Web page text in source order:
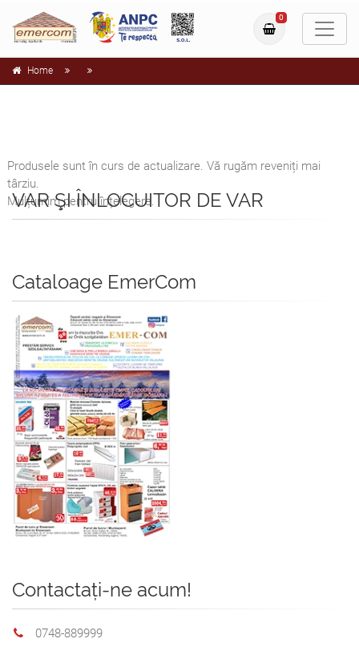
0
Home
Produsele sunt în curs de actualizare. Vă rugăm reveniți mai
târziu.
Mulțumim pentru înțelegere.
VAR ŞI ÎNLOCUITOR DE VAR
Cataloage EmerCom
Contactați-ne acum!
0748-889999